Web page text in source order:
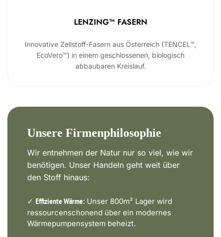
LENZING™ FASERN
Innovative Zellstoff-Fasern aus Österreich (TENCEL™,
EcoVero™) in einem geschlossenen, biologisch
abbaubaren Kreislauf.
Unsere Firmenphilosophie
Wir entnehmen der Natur nur so viel, wie wir
benötigen. Unser Handeln geht weit über
den Stoff hinaus:
✓ Effiziente Wärme: Unser 800m² Lager wird
ressourcenschonend über ein modernes
Wärmepumpensystem beheizt.